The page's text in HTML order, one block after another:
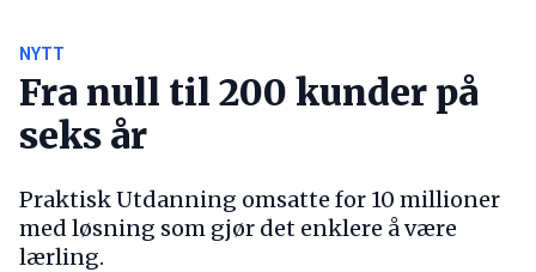
NYTT
Fra null til 200 kunder på
seks år
Praktisk Utdanning omsatte for 10 millioner
med løsning som gjør det enklere å være
lærling.